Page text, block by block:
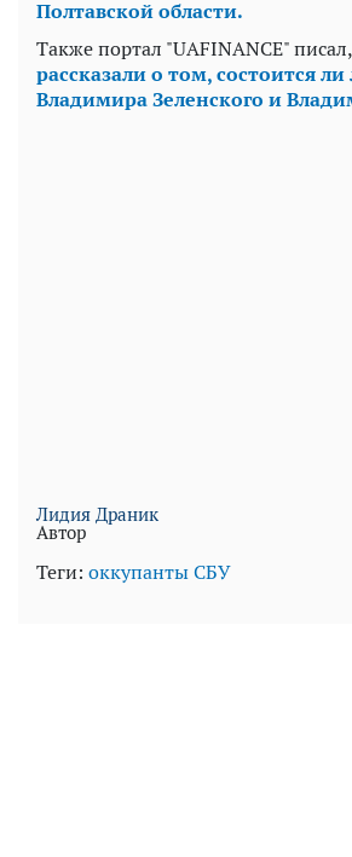
Полтавской области.
Также портал "UAFINANCE"
рассказали о том, состоится
Владимира Зеленского и
Лидия Драник
Автор
Теги: оккупантыСБУ